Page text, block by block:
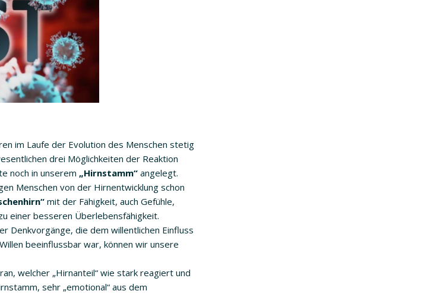
im Laufe der Evolution des Menschen stetig
drei Möglichkeiten der Reaktion
noch in unserem „Hirnstamm“ angelegt.
Menschen von der Hirnentwicklung schon
mit der Fähigkeit, auch Gefühle,
einer besseren Überlebensfähigkeit.
Denkvorgänge, die dem willentlichen Einfluss
beeinflussbar war, können wir unsere
welcher „Hirnanteil“ wie stark reagiert und
sehr „emotional“ aus dem